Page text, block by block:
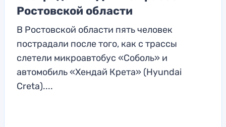
Ростовской области
В Ростовской области пять человек
пострадали после того, как с трассы
слетели микроавтобус «Соболь» и
автомобиль «Хендай Крета» (Hyundai
Creta)....